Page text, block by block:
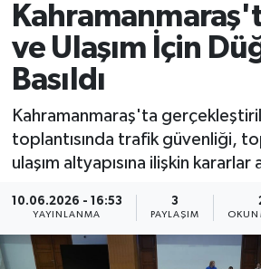
ve Ulaşım İçin
Basıldı
Kahramanmaraş'ta
toplantısında trafik güvenliği,
ulaşım altyapısına ilişkin kararlar
10.06.2026 - 16:53
YAYINLANMA
3
PAYLAŞIM
EKONOMİ
SPOR
YAŞAM
TEKNOLOJİ
SAĞLIK
EĞİTİM
Kahramanmaraş Namaz
Trafik Durumu
Süper Lig Puan Durumu ve
Tüm Manşetler
Son Dakika Haberleri
Haber Arşivi